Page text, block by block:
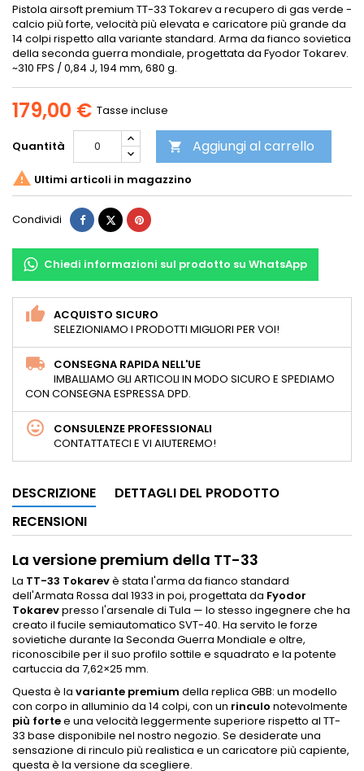
Pistola airsoft premium TT-33 Tokarev a recupero di gas verde -
calcio più forte, velocità più elevata e caricatore più grande da
14 colpi rispetto alla variante standard. Arma da fianco sovietica
della seconda guerra mondiale, progettata da Fyodor Tokarev.
~310 FPS / 0,84 J, 194 mm, 680 g.
179,00 € Tasse incluse
Quantità  Aggiungi al carrello
 Ultimi articoli in magazzino
Condividi CondividiTwittaPinterest
Chiedi informazioni sul prodotto su WhatsApp
ACQUISTO SICURO
SELEZIONIAMO I PRODOTTI MIGLIORI PER VOI!
CONSEGNA RAPIDA NELL'UE
IMBALLIAMO GLI ARTICOLI IN MODO SICURO E SPEDIAMO
CON CONSEGNA ESPRESSA DPD.
CONSULENZE PROFESSIONALI
CONTATTATECI E VI AIUTEREMO!
DESCRIZIONE
DETTAGLI DEL PRODOTTO
RECENSIONI
La versione premium della TT-33
La TT-33 Tokarevè stata l'arma da fianco standard
dell'Armata Rossa dal 1933 in poi, progettata da Fyodor
Tokarevpresso l'arsenale di Tula — lo stesso ingegnere che ha
creato il fucile semiautomatico SVT-40. Ha servito le forze
sovietiche durante la Seconda Guerra Mondiale e oltre,
riconoscibile per il suo profilo sottile e squadrato e la potente
cartuccia da 7,62×25 mm.
Questa è la variante premium della replica GBB: un modello
con corpo in alluminio da 14 colpi, con un rinculo notevolmente
più fortee una velocità leggermente superiore rispetto al TT-
33 base disponibile nel nostro negozio. Se desiderate una
sensazione di rinculo più realistica e un caricatore più capiente,
questa è la versione da scegliere.